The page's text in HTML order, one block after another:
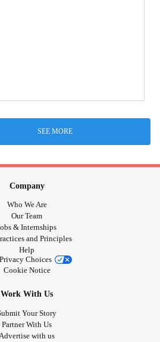
SEE MORE
Company
Who We Are
Our Team
& Internships
and Principles
Help
Choices
Cookie Notice
Work With Us
Your Story
Partner With Us
with us